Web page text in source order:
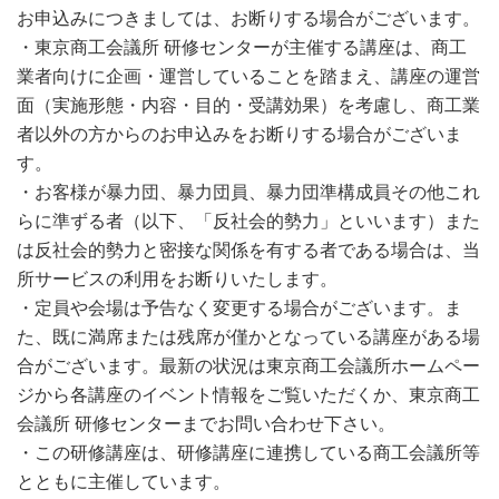
お申込みにつきましては、お断りする場合がございます。
・東京商工会議所 研修センターが主催する講座は、商工
業者向けに企画・運営していることを踏まえ、講座の運営
面（実施形態・内容・目的・受講効果）を考慮し、商工業
者以外の方からのお申込みをお断りする場合がございま
す。
・お客様が暴力団、暴力団員、暴力団準構成員その他これ
らに準ずる者（以下、「反社会的勢力」といいます）また
は反社会的勢力と密接な関係を有する者である場合は、当
所サービスの利用をお断りいたします。
・定員や会場は予告なく変更する場合がございます。ま
た、既に満席または残席が僅かとなっている講座がある場
合がございます。最新の状況は東京商工会議所ホームペー
ジから各講座のイベント情報をご覧いただくか、東京商工
会議所 研修センターまでお問い合わせ下さい。
・この研修講座は、研修講座に連携している商工会議所等
とともに主催しています。